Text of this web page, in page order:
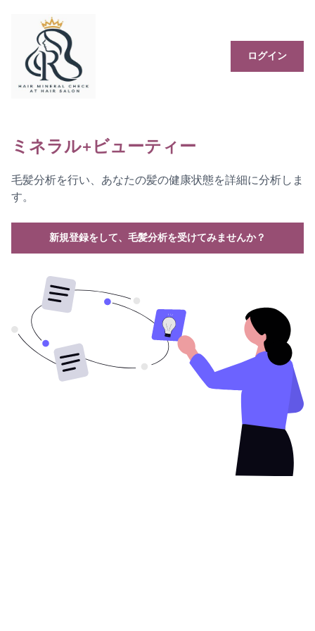
ログイン
ミネラル+ビューティー
毛髪分析を行い、あなたの髪の健康状態を詳細に分析しま
す。
新規登録をして、毛髪分析を受けてみませんか？